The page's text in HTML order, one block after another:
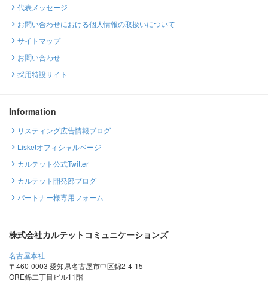
代表メッセージ
お問い合わせにおける個人情報の取扱いについて
サイトマップ
お問い合わせ
採用特設サイト
Information
リスティング広告情報ブログ
Lisketオフィシャルページ
カルテット公式Twitter
カルテット開発部ブログ
パートナー様専用フォーム
株式会社カルテットコミュニケーションズ
名古屋本社
〒460-0003 愛知県名古屋市中区錦2-4-15
ORE錦二丁目ビル11階